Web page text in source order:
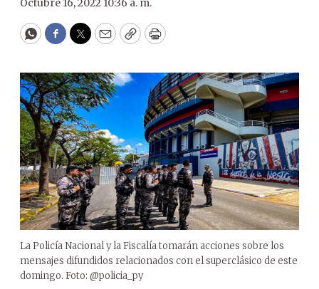
Octubre 16, 2022 10:36 a. m.
WhatsApp
Facebook
Twitter
EmailCopyPrint
La Policía Nacional y la Fiscalía tomarán acciones sobre los
mensajes difundidos relacionados con el superclásico de este
domingo. Foto: @policia_py